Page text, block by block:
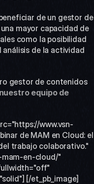
de un gestor de
mayor capacidad de
como la posibilidad
de la actividad
gestor de contenidos
equipo de
www.vsn-
de MAM en Cloud: el
trabajo colaborativo."
mam-en-cloud/"
[/et_pb_image]